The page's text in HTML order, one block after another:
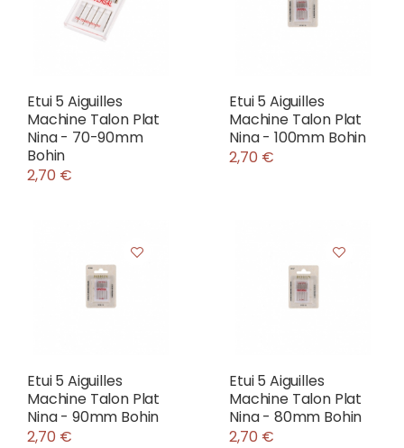
Etui 5 Aiguilles
Machine Talon Plat
Nina - 70-90mm
Bohin
2,70 €
Etui 5 Aiguilles
Machine Talon Plat
Nina - 100mm Bohin
2,70 €
Etui 5 Aiguilles
Machine Talon Plat
Nina - 90mm Bohin
2,70 €
Etui 5 Aiguilles
Machine Talon Plat
Nina - 80mm Bohin
2,70 €